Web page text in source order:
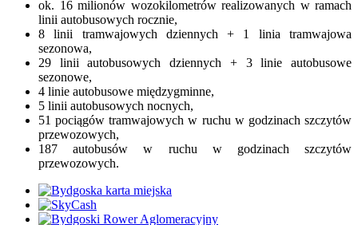
ok. 16 milionów wozokilometrów realizowanych w ramach
linii autobusowych rocznie,
8 linii tramwajowych dziennych + 1 linia tramwajowa
sezonowa,
29 linii autobusowych dziennych + 3 linie autobusowe
sezonowe,
4 linie autobusowe międzygminne,
5 linii autobusowych nocnych,
51 pociągów tramwajowych w ruchu w godzinach szczytów
przewozowych,
187 autobusów w ruchu w godzinach szczytów
przewozowych.